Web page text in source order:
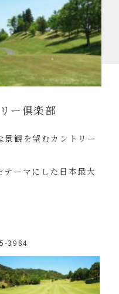
ー倶楽部
景観を望むカントリー
テーマにした日本最大
3984